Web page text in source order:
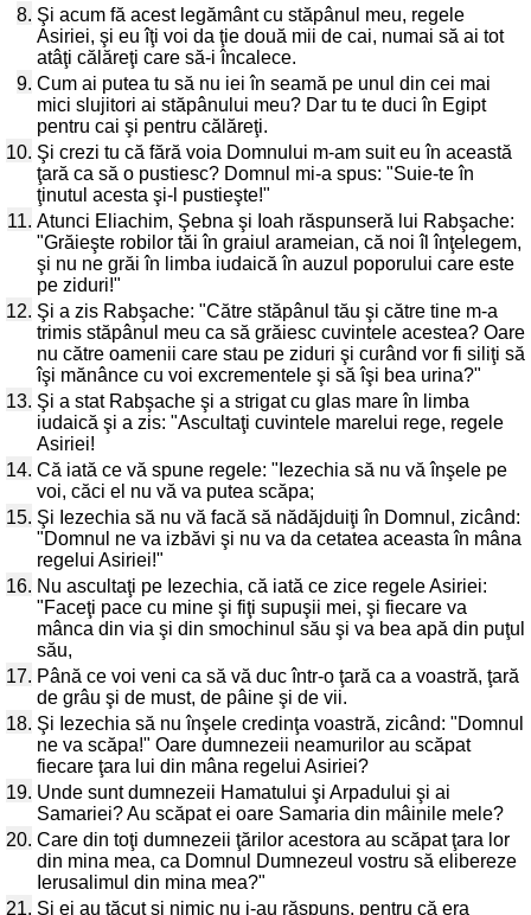
8. Şi acum fă acest legământ cu stăpânul meu, regele
Asiriei, şi eu îţi voi da ţie două mii de cai, numai să ai tot
atâţi călăreţi care să-i încalece.
9. Cum ai putea tu să nu iei în seamă pe unul din cei mai
mici slujitori ai stăpânului meu? Dar tu te duci în Egipt
pentru cai şi pentru călăreţi.
10. Şi crezi tu că fără voia Domnului m-am suit eu în această
ţară ca să o pustiesc? Domnul mi-a spus: "Suie-te în
ţinutul acesta şi-l pustieşte!"
11. Atunci Eliachim, Şebna şi Ioah răspunseră lui Rabşache:
"Grăieşte robilor tăi în graiul arameian, că noi îl înţelegem,
şi nu ne grăi în limba iudaică în auzul poporului care este
pe ziduri!"
12. Şi a zis Rabşache: "Către stăpânul tău şi către tine m-a
trimis stăpânul meu ca să grăiesc cuvintele acestea? Oare
nu către oamenii care stau pe ziduri şi curând vor fi siliţi să
îşi mănânce cu voi excrementele şi să îşi bea urina?"
13. Şi a stat Rabşache şi a strigat cu glas mare în limba
iudaică şi a zis: "Ascultaţi cuvintele marelui rege, regele
Asiriei!
14. Că iată ce vă spune regele: "Iezechia să nu vă înşele pe
voi, căci el nu vă va putea scăpa;
15. Şi Iezechia să nu vă facă să nădăjduiţi în Domnul, zicând:
"Domnul ne va izbăvi şi nu va da cetatea aceasta în mâna
regelui Asiriei!"
16. Nu ascultaţi pe Iezechia, că iată ce zice regele Asiriei:
"Faceţi pace cu mine şi fiţi supuşii mei, şi fiecare va
mânca din via şi din smochinul său şi va bea apă din puţul
său,
17. Până ce voi veni ca să vă duc într-o ţară ca a voastră, ţară
de grâu şi de must, de pâine şi de vii.
18. Şi Iezechia să nu înşele credinţa voastră, zicând: "Domnul
ne va scăpa!" Oare dumnezeii neamurilor au scăpat
fiecare ţara lui din mâna regelui Asiriei?
19. Unde sunt dumnezeii Hamatului şi Arpadului şi ai
Samariei? Au scăpat ei oare Samaria din mâinile mele?
20. Care din toţi dumnezeii ţărilor acestora au scăpat ţara lor
din mina mea, ca Domnul Dumnezeul vostru să elibereze
Ierusalimul din mina mea?"
21. Şi ei au tăcut şi nimic nu i-au răspuns, pentru că era